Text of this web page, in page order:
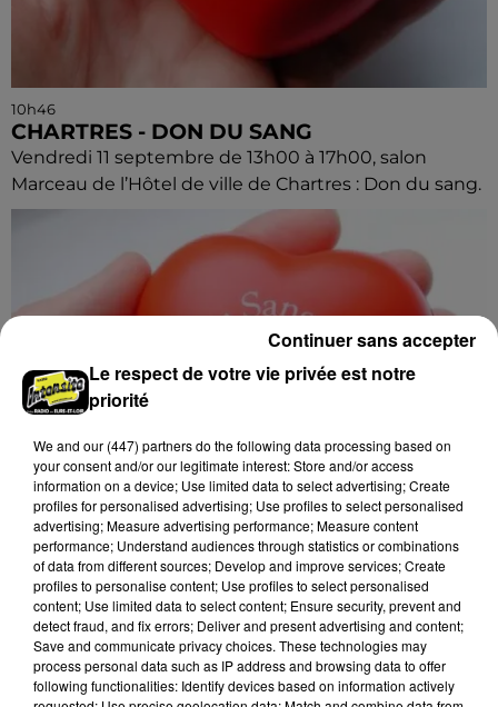
10h46
CHARTRES - DON DU SANG
Vendredi 11 septembre de 13h00 à 17h00, salon
Marceau de l’Hôtel de ville de Chartres : Don du sang.
10h43
BEAUGENCY (45) - DON DU SANG
Mercredi 2 septembre de 15h00 à 19h00 à la salle des
fêtes de Beaugency (Loiret) : Don du sang.
Le respect de votre vie privée est notre
priorité
We and our (447) partnersdo the following data processing based on
your consent and/or our legitimate interest: Store and/or access
information on a device; Use limited data to select advertising; Create
profiles for personalised advertising; Use profiles to select personalised
advertising; Measure advertising performance; Measure content
performance; Understand audiences through statistics or combinations
of data from different sources; Develop and improve services; Create
profiles to personalise content; Use profiles to select personalised
content; Use limited data to select content; Ensure security, prevent and
detect fraud, and fix errors; Deliver and present advertising and content;
Save and communicate privacy choices. These technologies may
process personal data such as IP address and browsing data to offer
following functionalities: Identify devices based on information actively
Continuer sans accepter